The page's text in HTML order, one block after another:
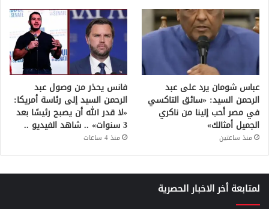
عباس شومان يرد على عبد
الرحمن السيد: «سائق التاكسي
في مصر أحب إلينا من ناكري
الجميل أمثالك»
منذ ساعتين
فانس يحذر من وصول عبد
الرحمن السيد إلى رئاسة أمريكا:
«لا قدر الله أن يصبح رئيسًا بعد
3 سنوات» .. شاهد الفيديو ..
منذ 4 ساعات
لمتابعة أخر الاخبار الحصرية